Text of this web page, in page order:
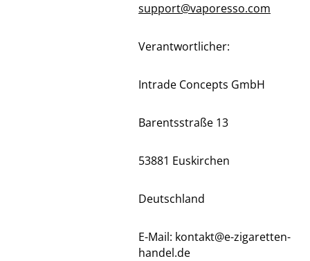
support@vaporesso.com
Verantwortlicher:
Intrade Concepts GmbH
Barentsstraße 13
53881 Euskirchen
Deutschland
E-Mail: kontakt@e-zigaretten-
handel.de